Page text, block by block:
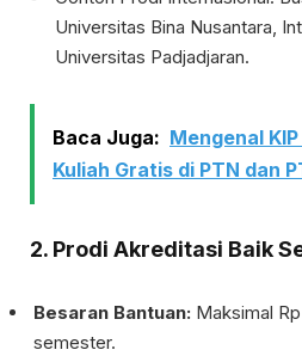
Universitas Bina Nusantara,
Universitas Padjadjaran.
Baca Juga: Mengenal
Kuliah Gratis di PTN dan
2. Prodi Akreditasi Baik
Besaran Bantuan: Maksimal
semester.